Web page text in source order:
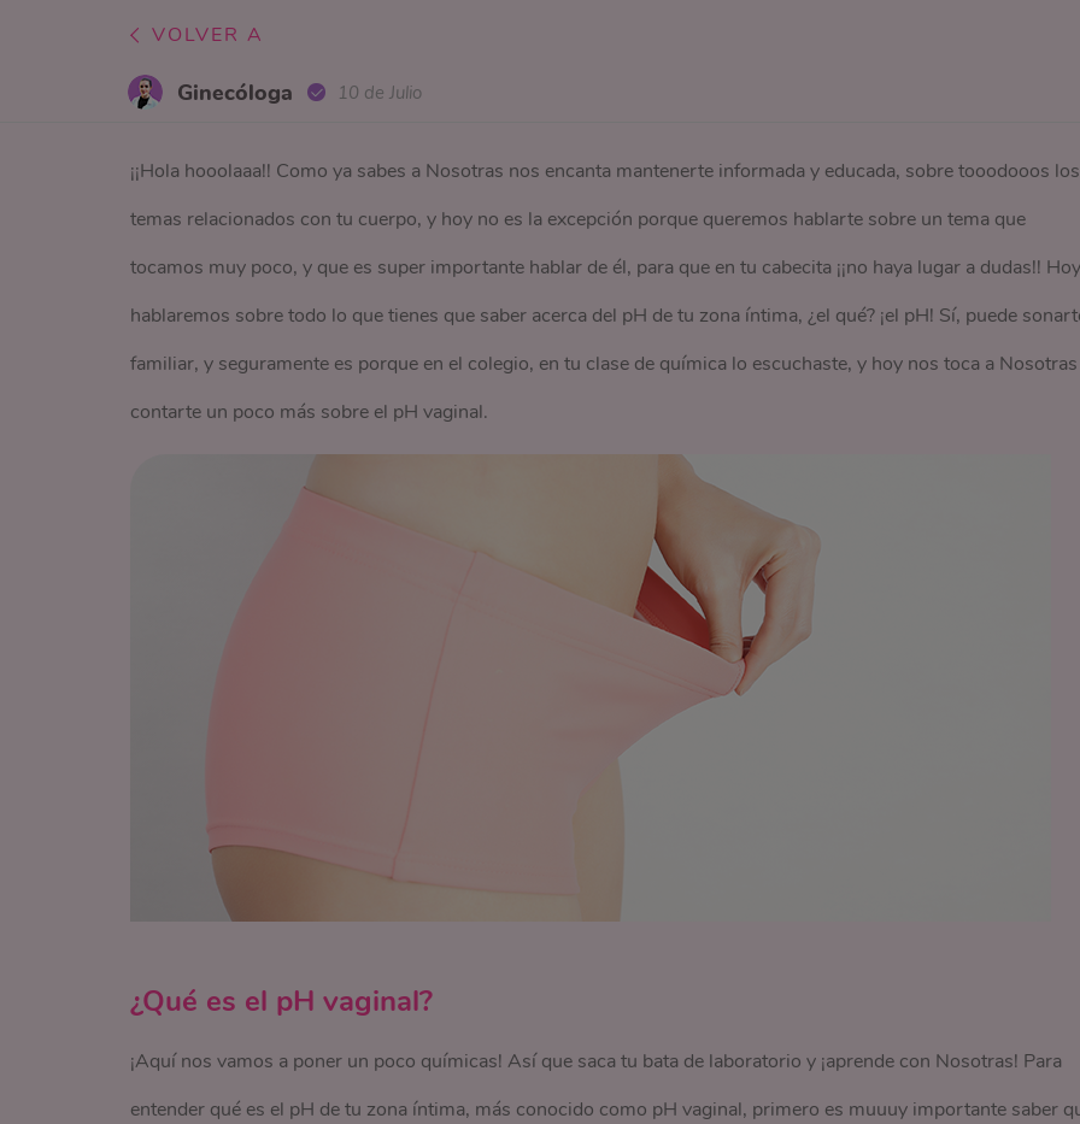
VOLVER A
Ginecóloga 10 de Julio
¡¡Hola hooolaaa!! Como ya sabes a Nosotras nos encanta mantenerte informada y educada, sobre tooodooos los
temas relacionados con tu cuerpo, y hoy no es la excepción porque queremos hablarte sobre un tema que
tocamos muy poco, y que es super importante hablar de él, para que en tu cabecita ¡¡no haya lugar a dudas!!
hablaremos sobre todo lo que tienes que saber acerca del pH de tu zona íntima, ¿el qué? ¡el pH! Sí, puede
familiar, y seguramente es porque en el colegio, en tu clase de química lo escuchaste, y hoy nos toca a Nosotras
contarte un poco más sobre el pH vaginal.
¿Qué es el pH vaginal?
¡Aquí nos vamos a poner un poco químicas! Así que saca tu bata de laboratorio y ¡aprende con Nosotras! Para
entender qué es el pH de tu zona íntima, más conocido como pH vaginal, primero es muuuy importante saber